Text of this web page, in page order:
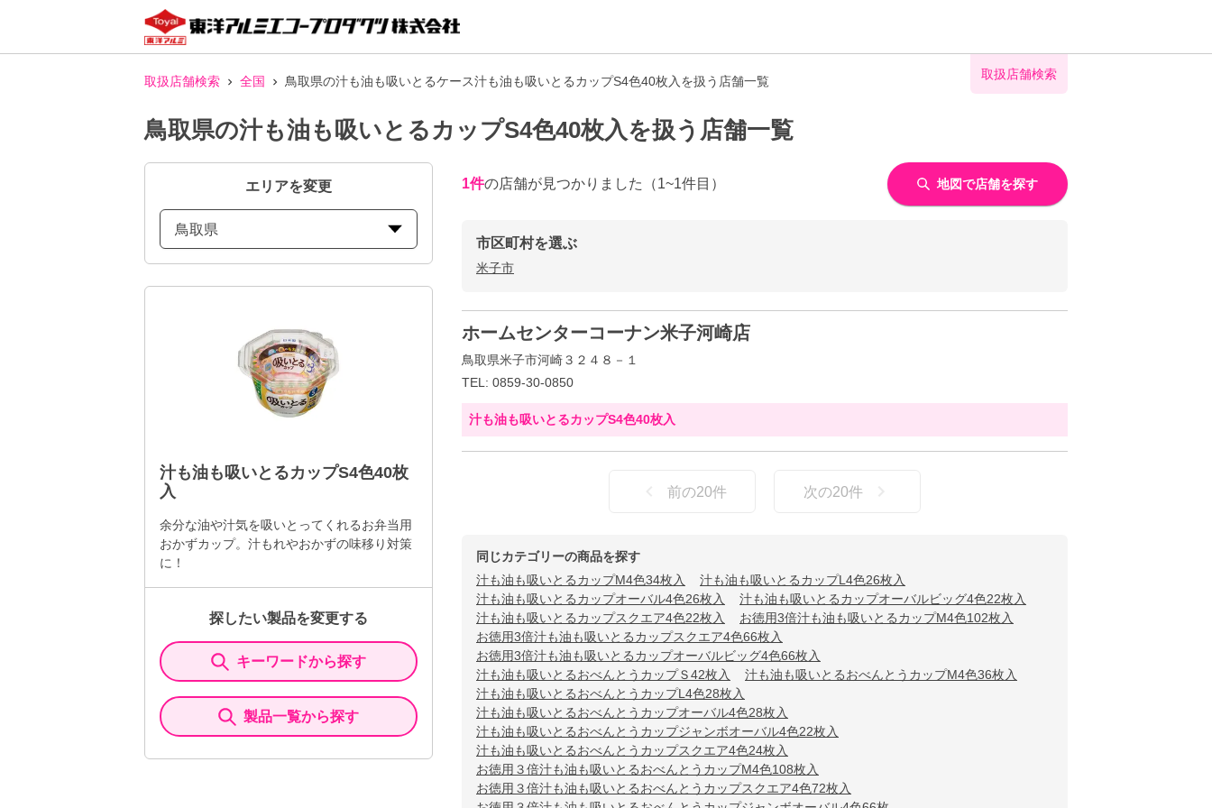
取扱店舗検索 全国 鳥取県の汁も油も吸いとるケース汁も油も吸いとるカップS4色40枚入を扱う店舗一覧 取扱店舗検索
鳥取県の汁も油も吸いとるカップS4色40枚入を扱う店舗一覧
エリアを変更
鳥取県
汁も油も吸いとるカップS4色40枚
入
余分な油や汁気を吸いとってくれるお弁当用
おかずカップ。汁もれやおかずの味移り対策
に！
探したい製品を変更する
キーワードから探す
製品一覧から探す
1件の店舗が見つかりました （1~1件目） 地図で店舗を探す
市区町村を選ぶ
米子市
ホームセンターコーナン米子河崎店
鳥取県米子市河崎３２４８－１
TEL: 0859-30-0850
汁も油も吸いとるカップS4色40枚入
前の20件 次の20件
同じカテゴリーの商品を探す
汁も油も吸いとるカップM4色34枚入
汁も油も吸いとるカップL4色26枚入
汁も油も吸いとるカップオーバル4色26枚入
汁も油も吸いとるカップオーバルビッグ4色22枚入
汁も油も吸いとるカップスクエア4色22枚入
お徳用3倍汁も油も吸いとるカップM4色102枚入
お徳用3倍汁も油も吸いとるカップスクエア4色66枚入
お徳用3倍汁も油も吸いとるカップオーバルビッグ4色66枚入
汁も油も吸いとるおべんとうカップＳ42枚入
汁も油も吸いとるおべんとうカップM4色36枚入
汁も油も吸いとるおべんとうカップL4色28枚入
汁も油も吸いとるおべんとうカップオーバル4色28枚入
汁も油も吸いとるおべんとうカップジャンボオーバル4色22枚入
汁も油も吸いとるおべんとうカップスクエア4色24枚入
お徳用３倍汁も油も吸いとるおべんとうカップM4色108枚入
お徳用３倍汁も油も吸いとるおべんとうカップスクエア4色72枚入